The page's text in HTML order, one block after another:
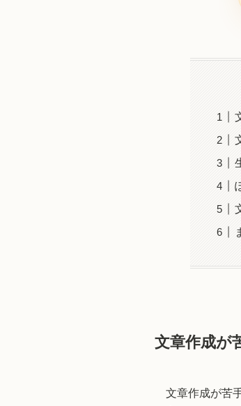
文章作成が
文章作成が苦